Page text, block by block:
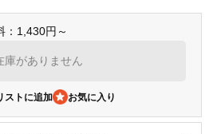
：1,430円～
庫がありません
ストに追加